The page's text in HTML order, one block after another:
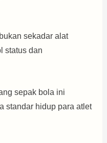
sekadar alat
status dan
sepak bola ini
standar hidup para atlet